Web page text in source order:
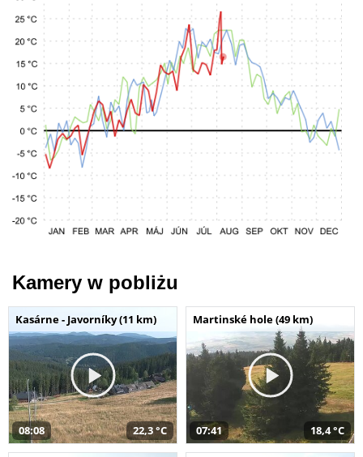
Kamery w pobliżu
Kasárne - Javorníky (11 km)
08:08 22,3 °C
Martinské hole (49 km)
07:41 18,4 °C